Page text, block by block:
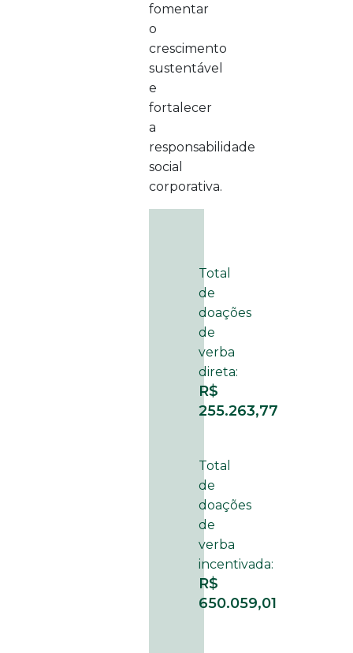
Total
de
doações
de
verba
direta:
R$
255.263,77
Total
de
doações
de
verba
incentivada:
R$
650.059,01
fomentar
o
crescimento
sustentável
e
fortalecer
a
responsabilidade
social
corporativa.